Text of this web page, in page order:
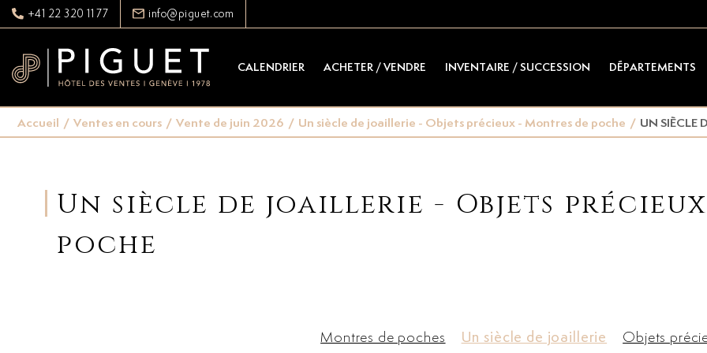
+41 22 320 11 77 info@piguet.com
CALENDRIER ACHETER / VENDRE INVENTAIRE / SUCCESSION DÉPARTEMENTS
Accueil / Ventes en cours / Vente de juin 2026 / Un siècle de joaillerie - Objets précieux - Montres de poche / UN SIÈCLE
Un siècle de joaillerie - Objets
poche
Montres de poches Un siècle de joaillerie Objets